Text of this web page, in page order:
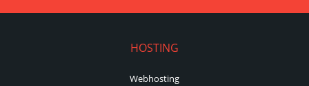
HOSTING
Webhosting